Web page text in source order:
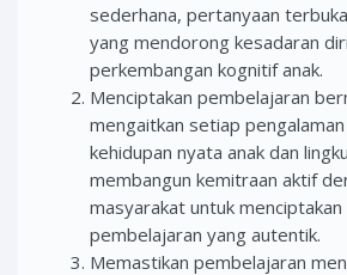
sederhana, pertanyaan
yang mendorong kesadaran
perkembangan kognitif anak.
Menciptakan pembelajaran
mengaitkan setiap
kehidupan nyata anak dan
membangun kemitraan aktif
masyarakat untuk
pembelajaran yang autentik.
Memastikan pembelajaran